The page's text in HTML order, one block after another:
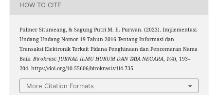
HOW TO CITE
Pulmer Situmeang, & Sagung Putri M. E. Purwan. (2023). Implementasi
Undang-Undang Nomor 19 Tahun 2016 Tentang Informasi dan
Transaksi Elektronik Terkait Pidana Penghinaan dan Pencemaran Nama
Baik. Birokrasi: JURNAL ILMU HUKUM DAN TATA NEGARA, 1(4), 193–
204. https://doi.org/10.55606/birokrasi.v1i4.735
More Citation Formats